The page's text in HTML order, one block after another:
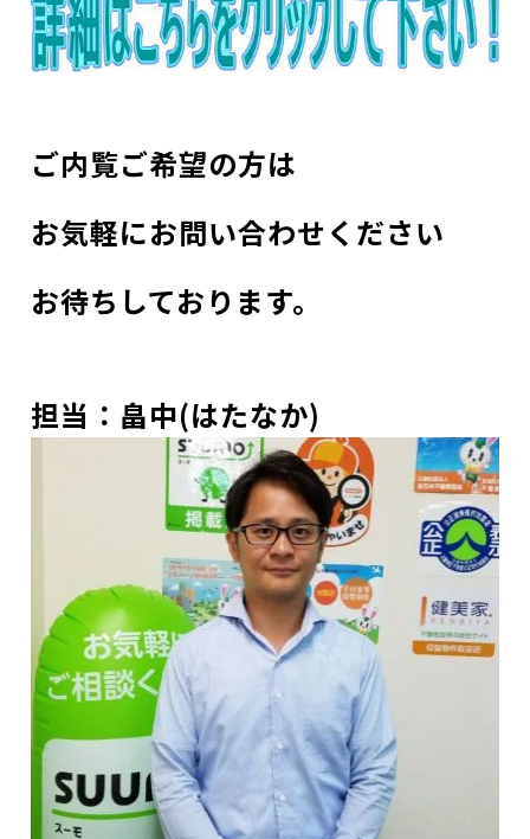
ご内覧ご希望の方は
お気軽にお問い合わせください
お待ちしております。
担当：畠中(はたなか)